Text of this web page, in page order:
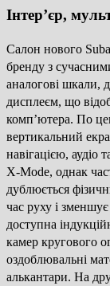
Інтер’єр,
Салон нового
бренду з
аналогові шкали,
дисплеєм, що
комп’ютера. По
вертикальний
навігацією,
X-Mode, однак
дублюється
час руху і
доступна
камер кругового
оздоблювальні
алькантари. На